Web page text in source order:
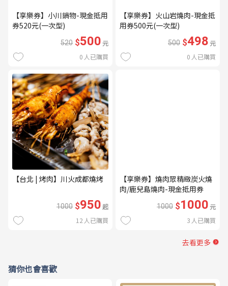
【享樂券】小川鍋物-現金抵用
券520元(一次型)
520 $500元
0 人已購買
【享樂券】火山岩燒肉-現金抵
用券500元(一次型)
500 $498元
0 人已購買
【台北 | 烤肉】川火成都燒烤
1000 $950起
12 人已購買
【享樂券】燒肉眾精緻炭火燒
肉/鹿兒島燒肉-現金抵用券
1000 $1000元
3 人已購買
去看更多
猜你也會喜歡